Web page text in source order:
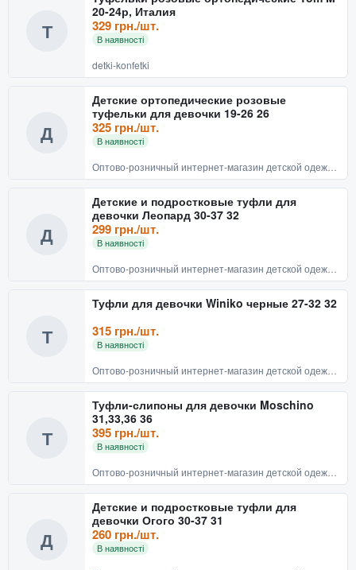
Т
20-24р, Италия
329 грн./шт.
В наявності
detki-konfetki
Д
Детские ортопедические розовые
туфельки для девочки 19-26 26
325 грн./шт.
В наявності
Д
Детские и подростковые туфли для
девочки Леопард 30-37 32
299 грн./шт.
В наявності
Т
Туфли для девочки Winiko черные 27-32 32
315 грн./шт.
В наявності
Т
Туфли-слипоны для девочки Moschino
31,33,36 36
395 грн./шт.
В наявності
Д
Детские и подростковые туфли для
девочки Огого 30-37 31
260 грн./шт.
В наявності